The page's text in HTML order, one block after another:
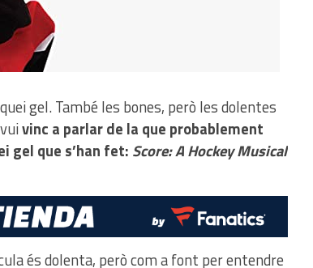
gel. També les bones, però les dolentes
vinc a parlar de la que probablement
gel que s’han fet: Score: A Hockey Musical
és dolenta, però com a font per entendre